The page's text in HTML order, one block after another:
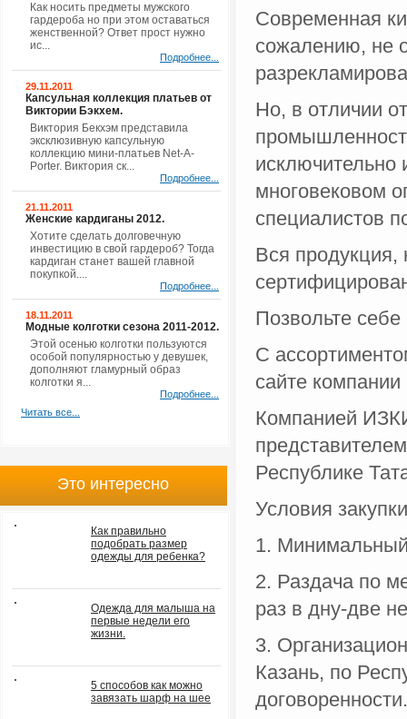
Современная
сожалению, не
Но, в отличии
исключительно
многовековом
специалистов
Вся
Позвольте себе
С
сайте
Компанией
Республике
Условия
1. Минимальный
2. Раздача по
раз в дну-две
3.
Казань, по
договоренности.
Как носить предметы мужского
гардероба но при этом оставаться
женственной? Ответ прост нужно
ис...
Подробнее...
29.11.2011
Капсульная коллекция платьев от
Виктории Бэкхем.
Виктория Бекхэм представила
эксклюзивную капсульную
коллекцию мини-платьев Net-A-
Porter. Виктория ск...
Подробнее...
21.11.2011
Женские кардиганы 2012.
Хотите сделать долговечную
инвестицию в свой гардероб? Тогда
кардиган станет вашей главной
покупкой....
Подробнее...
18.11.2011
Модные колготки сезона 2011-2012.
Этой осенью колготки пользуются
особой популярностью у девушек,
дополняют гламурный образ
колготки я...
Подробнее...
Читать все...
Это интересно
Как правильно
подобрать размер
одежды для ребенка?
Одежда для малыша на
первые недели его
жизни.
5 способов как можно
завязать шарф на шее